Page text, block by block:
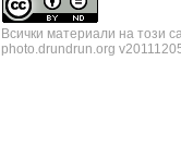
Всички материали на този
photo.drundrun.org